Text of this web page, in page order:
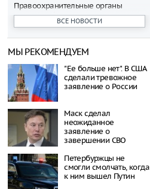
Правоохранительные органы
раскрыли финансовую пирамиду,
нацеленную на пенсионеров
22:47
Северные олени гибнут на
Шпицбергене по неизвестной
причине
22:42
Тысячи грузовиков застряли на
границе Украины и Польши
Младенец родился спустя полтора
часа после трагической гибели
матери, упавшей с 10-го этажа
ВСЕ НОВОСТИ
МЫ РЕКОМЕНДУЕМ
"Ее больше нет". В США
сделали тревожное
заявление о России
Маск сделал
неожиданное
заявление о
завершении СВО
Петербуржцы не
смогли смолчать, когда
к ним вышел Путин